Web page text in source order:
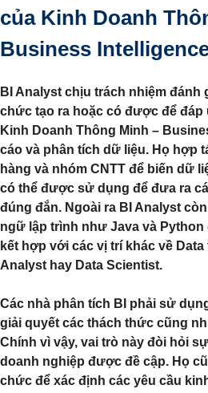
của Kinh Doanh
Business
BI Analyst chịu trách nhiệm đánh
chức tạo ra hoặc có được để đáp
Kinh Doanh Thông Minh –
cáo và phân tích dữ liệu. Họ hợp
hàng và nhóm CNTT để biến dữ
có thể được sử dụng để đưa ra
đúng đắn. Ngoài ra BI Analyst
ngữ lập trình như Java và Python
kết hợp với các vị trí khác về
Analyst hay Data Scientist.
Các nhà phân tích BI phải sử
giải quyết các thách thức cũng
Chính vì vậy, vai trò này đòi hỏi
doanh nghiệp được đề cập. Họ
chức để xác định các yêu cầu